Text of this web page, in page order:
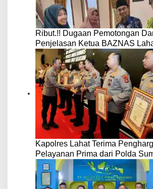
Ribut.!! Dugaan Pemotongan
Penjelasan Ketua BAZNAS
Kapolres Lahat Terima
Pelayanan Prima dari Polda